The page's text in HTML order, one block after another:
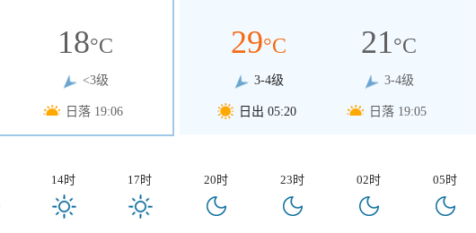
18°C
<3级
日落 19:06
29°C
3-4级
日出 05:20
21°C
3-4级
日落 19:05
14时 17时 20时 23时 02时 05时